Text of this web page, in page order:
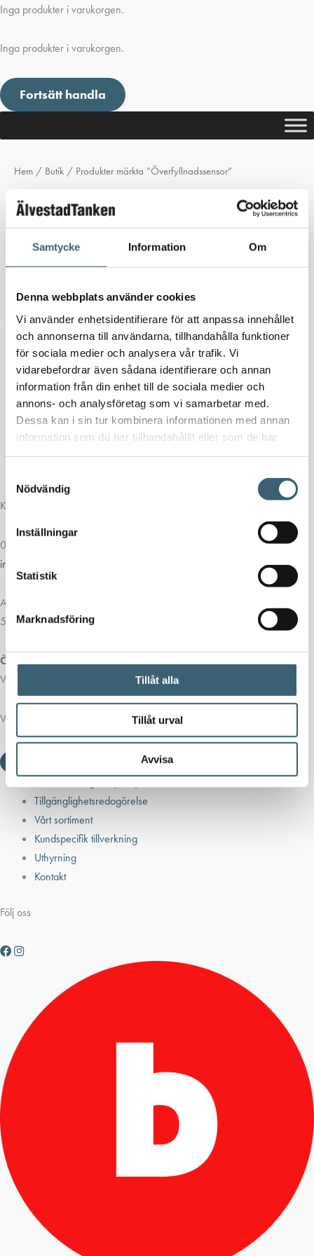
Samtycke Information Om
Denna webbplats använder cookies
Vi använder enhetsidentifierare för att anpassa innehållet
och annonserna till användarna, tillhandahålla funktioner
för sociala medier och analysera vår trafik. Vi
vidarebefordrar även sådana identifierare och annan
information från din enhet till de sociala medier och
annons- och analysföretag som vi samarbetar med.
Dessa kan i sin tur kombinera informationen med annan
information som du har tillhandahållit eller som de har
Nödvändig
Inställningar
Statistik
Marknadsföring
Tillåt alla
Tillåt urval
Avvisa
Inga produkter i varukorgen.
Inga produkter i varukorgen.
Fortsätt handla
Hem / Butik / Produkter märkta ”Överfyllnadssensor”
Överfyllnadssensor
Inga produkter hittades som motsvarar ditt val.
Kontakt
013-39 30 90
info@alvestadtanken.se
Algolgatan 7
583 30 Linköping
Öppettider butik:
Vardagar 07.00 - 16.00
Viktiga länkar
Villkor & integritetspolicy
Tillgänglighetsredogörelse
Vårt sortiment
Kundspecifik tillverkning
Uthyrning
Kontakt
Följ oss